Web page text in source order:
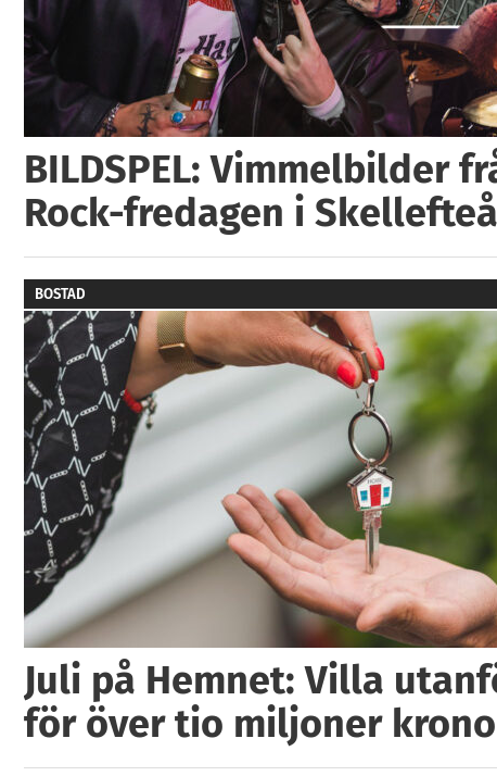
BILDSPEL: Vimmelbilder
Rock-fredagen i
BOSTAD
Juli på Hemnet: Villa
för över tio miljoner